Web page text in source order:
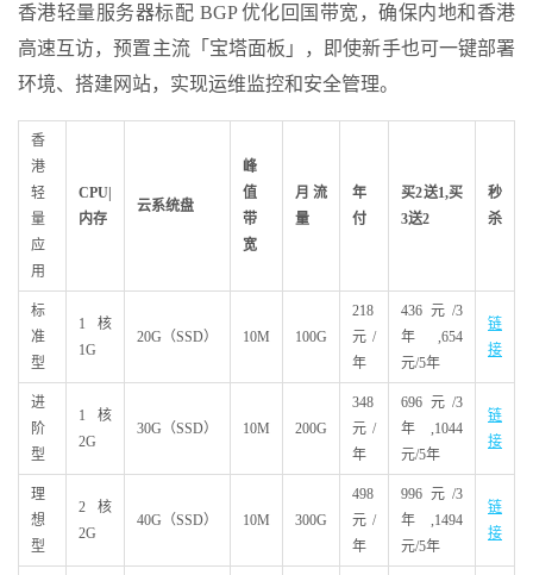
香港轻量服务器标配 BGP 优化回国带宽，确保内地和香港
高速互访，预置主流「宝塔面板」，即使新手也可一键部署
环境、搭建网站，实现运维监控和安全管理。
香
港
轻
量
应
用
CPU|
内存
云系统盘
峰
值
带
宽
月流
量
年
付
买2送1,买
3送2
秒
杀
标
准
型
1核
1G
20G（SSD） 10M 100G
218
元/
年
436元/3
年,654
元/5年
链
接
进
阶
型
1核
2G
30G（SSD） 10M 200G
348
元/
年
696元/3
年,1044
元/5年
链
接
理
想
型
2核
2G
40G（SSD） 10M 300G
498
元/
年
996元/3
年,1494
元/5年
链
接